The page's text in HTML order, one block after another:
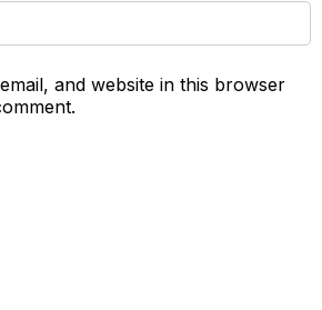
and website in this browser